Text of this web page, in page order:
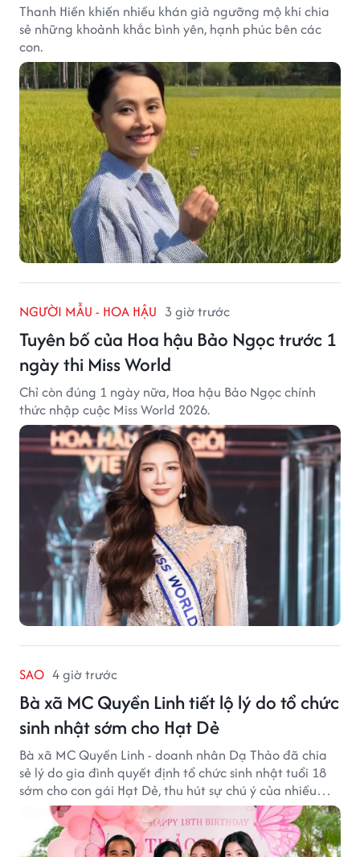
Thanh Hiền khiến nhiều khán giả ngưỡng mộ khi chia
sẻ những khoảnh khắc bình yên, hạnh phúc bên các
con.
NGƯỜI MẪU - HOA HẬU 3 giờ trước
Tuyên bố của Hoa hậu Bảo Ngọc trước 1
ngày thi Miss World
Chỉ còn đúng 1 ngày nữa, Hoa hậu Bảo Ngọc chính
thức nhập cuộc Miss World 2026.
SAO 4 giờ trước
Bà xã MC Quyền Linh tiết lộ lý do tổ chức
sinh nhật sớm cho Hạt Dẻ
Bà xã MC Quyền Linh - doanh nhân Dạ Thảo đã chia
sẻ lý do gia đình quyết định tổ chức sinh nhật tuổi 18
sớm cho con gái Hạt Dẻ, thu hút sự chú ý của nhiều
người hâm mộ.